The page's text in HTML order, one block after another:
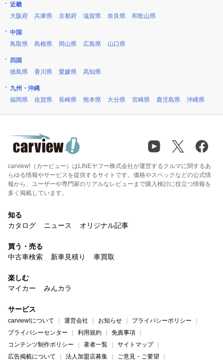
近畿
大阪府
兵庫県 京都府 滋賀県 奈良県 和歌山県
中国
鳥取県
島根県 岡山県 広島県 山口県
四国
徳島県
香川県 愛媛県 高知県
九州・沖縄
福岡県
佐賀県 長崎県 熊本県 大分県 宮崎県 鹿児島県 沖縄県
carview!（カービュー）はLINEヤフー株式会社が運営するクルマに関するあ
らゆる情報やサービスを提供するサイトです。価格やスペックなどの公式情
報から、ユーザーや専門家のリアルなレビューまで購入検討に役立つ情報を
多く掲載しています。
知る
カタログ
ニュース オリジナル記事
買う・売る
中古車検索
新車見積り 車買取
楽しむ
マイカー
みんカラ
サービス
carview!について 運営会社 お知らせ
プライバシーポリシー
プライバシーセンター
利用規約
免責事項
コンテンツ制作ポリシー
著者一覧
サイトマップ
広告掲載について
法人加盟店募集 ご意見・ご要望